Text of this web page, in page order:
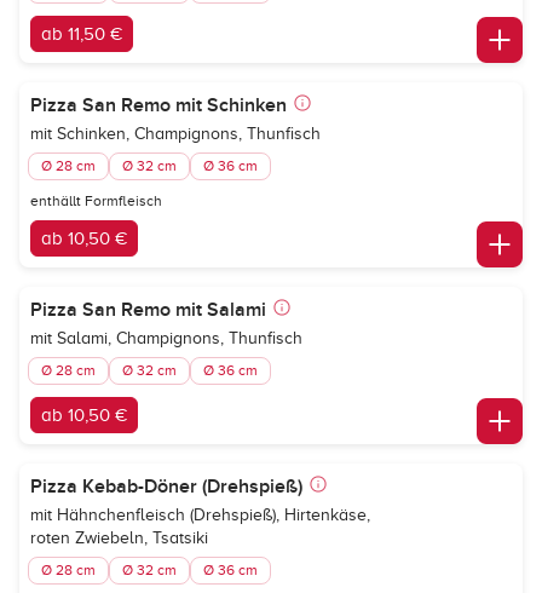
ab 11,50 €
Pizza San Remo mit Schinken
mit Schinken, Champignons, Thunfisch
Ø 28 cm Ø 32 cm Ø 36 cm
enthällt Formfleisch
ab 10,50 €
Pizza San Remo mit Salami
mit Salami, Champignons, Thunfisch
Ø 28 cm Ø 32 cm Ø 36 cm
ab 10,50 €
Pizza Kebab-Döner (Drehspieß)
mit Hähnchenfleisch (Drehspieß), Hirtenkäse,
roten Zwiebeln, Tsatsiki
Ø 28 cm Ø 32 cm Ø 36 cm